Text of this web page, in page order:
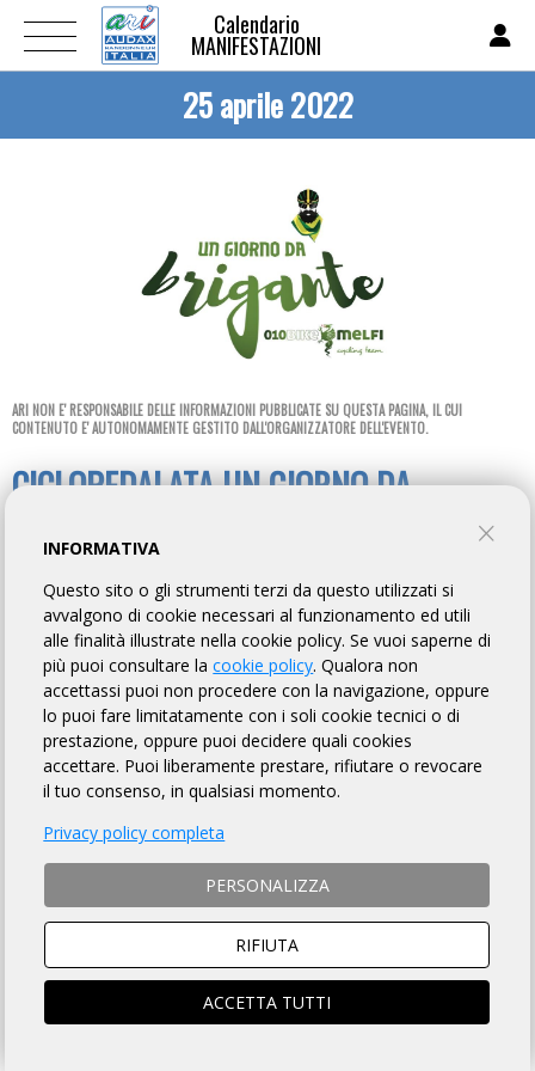
Calendario
MANIFESTAZIONI
25 aprile 2022
ARI NON E' RESPONSABILE DELLE INFORMAZIONI PUBBLICATE SU QUESTA PAGINA, IL CUI
CONTENUTO E' AUTONOMAMENTE GESTITO DALL'ORGANIZZATORE DELL'EVENTO.
CICLOPEDALATA UN GIORNO DA
BRIGANTE
010 BIKE
INFORMAZIONI REGOLAMENTO
PUNTI DI CONTROLLO
MAPPA
ISCRITTI 21
45 km 1350 metri
TEMPO MASSIMO
8 ore
DOVE
Melfi (PZ)
INFORMATIVA
Questo sito o gli strumenti terzi da questo utilizzati si
avvalgono di cookie necessari al funzionamento ed utili
alle finalità illustrate nella cookie policy. Se vuoi saperne di
più puoi consultare lacookie policy. Qualora non
accettassi puoi non procedere con la navigazione, oppure
lo puoi fare limitatamente con i soli cookie tecnici o di
prestazione, oppure puoi decidere quali cookies
accettare. Puoi liberamente prestare, rifiutare o revocare
il tuo consenso, in qualsiasi momento.
Privacy policy completa
PERSONALIZZA
RIFIUTA
ACCETTA TUTTI